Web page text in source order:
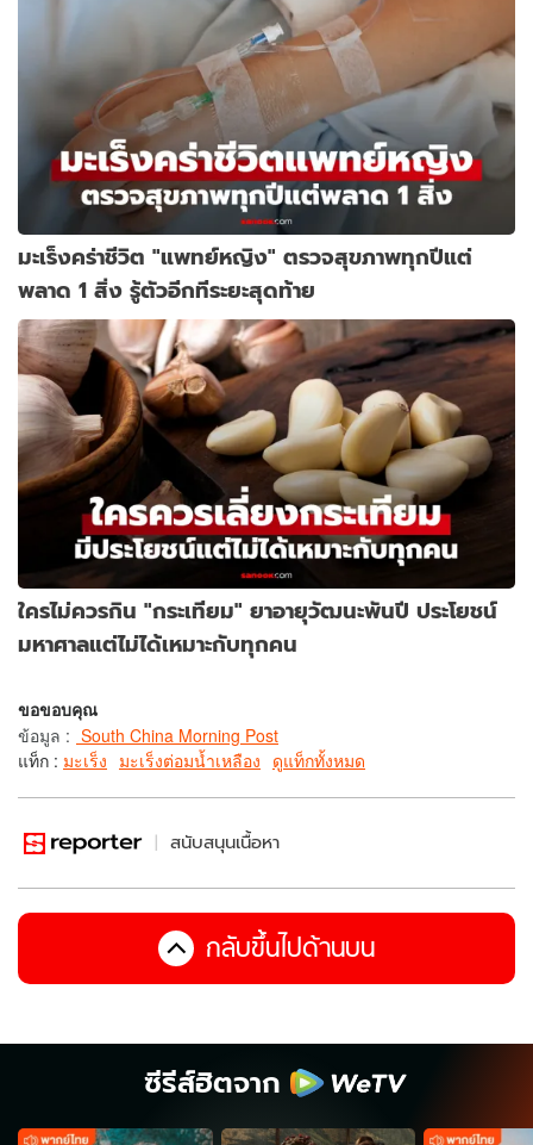
มะเร็งคร่าชีวิต "แพทย์หญิง" ตรวจสุขภาพทุกปีแต่
พลาด 1 สิ่ง รู้ตัวอีกทีระยะสุดท้าย
ใครไม่ควรกิน "กระเทียม" ยาอายุวัฒนะพันปี ประโยชน์
มหาศาลแต่ไม่ได้เหมาะกับทุกคน
ขอขอบคุณ
ข้อมูล : South China Morning Post
แท็ก : มะเร็ง มะเร็งต่อมน้ำเหลือง ดูแท็กทั้งหมด
สนับสนุนเนื้อหา
กลับขึ้นไปด้านบน
ซีรีส์ฮิตจาก